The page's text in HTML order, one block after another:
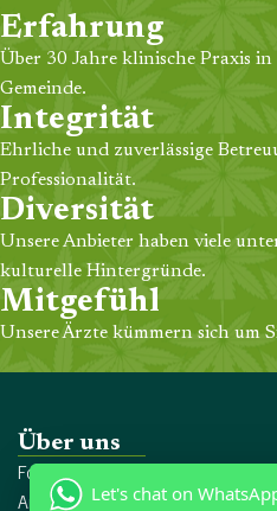
Erfahrung
Über 30 Jahre klinische Praxis
Gemeinde.
Integrität
Ehrliche und zuverlässige
Professionalität.
Diversität
Unsere Anbieter haben viele
kulturelle Hintergründe.
Mitgefühl
Unsere Ärzte kümmern sich um
Über uns
Forschungschemikalien
Arzneimittelproduktion
Let's chat on